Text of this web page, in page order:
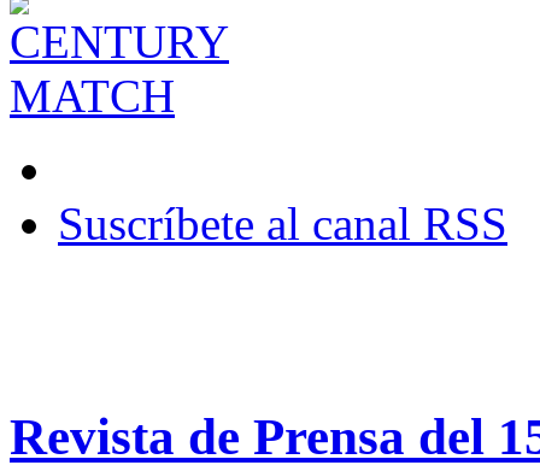
Suscríbete al canal RSS
Revista de Prensa del